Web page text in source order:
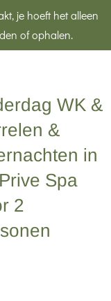
je hoeft het alleen
of ophalen.
WK &
&
in
Spa
2